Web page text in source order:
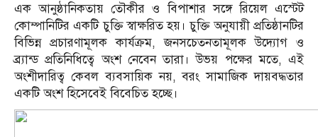
এক আনুষ্ঠানিকতায় তৌকীর ও বিপাশার সঙ্গে রিয়েল এস্টেট
কোম্পানিটির একটি চুক্তি স্বাক্ষরিত হয়। চুক্তি অনুযায়ী প্রতিষ্ঠানটির
বিভিন্ন প্রচারণামূলক কার্যক্রম, জনসচেতনতামূলক উদ্যোগ ও
ব্র্যান্ড প্রতিনিধিত্বে অংশ নেবেন তারা। উভয় পক্ষের মতে, এই
অংশীদারিত্ব কেবল ব্যবসায়িক নয়, বরং সামাজিক দায়বদ্ধতার
একটি অংশ হিসেবেই বিবেচিত হচ্ছে।